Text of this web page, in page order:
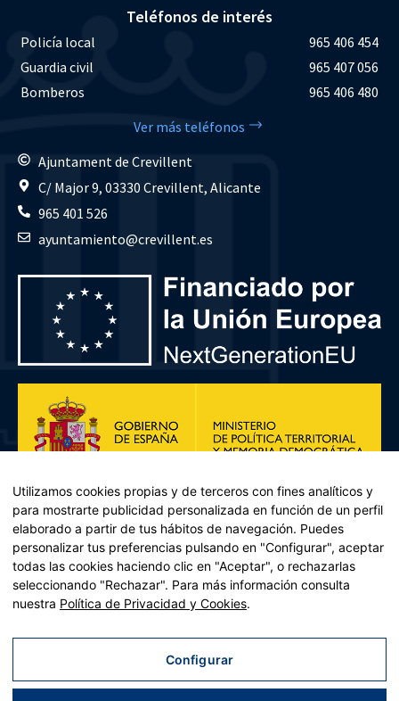
Teléfonos de interés
Policía local
965 406 454
Guardia civil
965 407 056
Bomberos
965 406 480
Ver más teléfonos
Ajuntament de Crevillent
C/ Major 9, 03330 Crevillent, Alicante
965 401 526
ayuntamiento@crevillent.es
Plan de Recuperación, Transformación y Resiliencia – Financiado por
Recuperación y resiliencia, establecido por el Reglamento (UE)
2021/241 del Parlamento Europeo y del Consejo, de 12 de febrero
Utilizamos cookies propias y de terceros con fines analíticos y
para mostrarte publicidad personalizada en función de un perfil
elaborado a partir de tus hábitos de navegación. Puedes
personalizar tus preferencias pulsando en "Configurar", aceptar
todas las cookies haciendo clic en "Aceptar", o rechazarlas
seleccionando "Rechazar". Para más información consulta
nuestra Política de Privacidad y Cookies.
Configurar